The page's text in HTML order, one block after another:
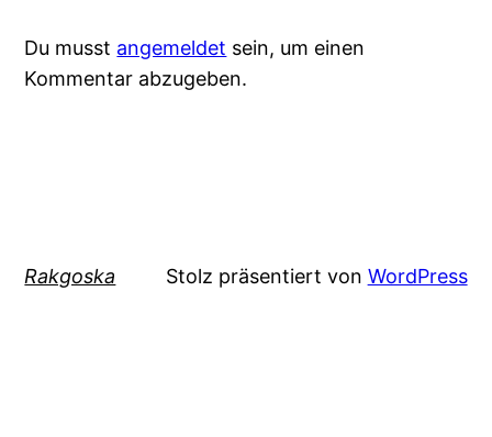
Du musst angemeldet sein, um einen
Kommentar abzugeben.
Rakgoska Stolz präsentiert von WordPress